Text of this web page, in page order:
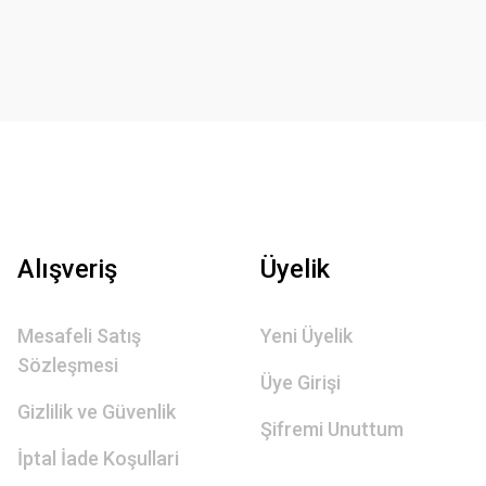
Alışveriş
Mesafeli Satış
Sözleşmesi
Gizlilik ve Güvenlik
İptal İade Koşullari
Üyelik
Yeni Üyelik
Üye Girişi
Şifremi Unuttum